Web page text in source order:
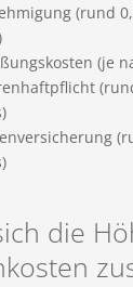
(rund
(je
die